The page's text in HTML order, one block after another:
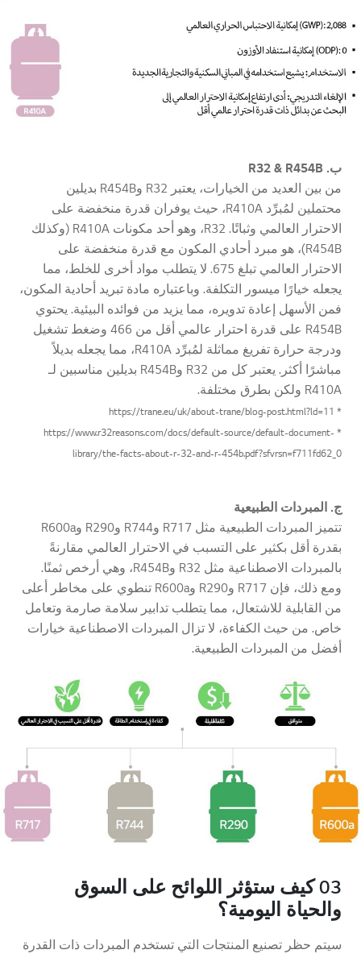
ب. R32 & R454B
من بين العديد من الخيارات، يعتبر R32 وR454B بديلين
محتملين لمُبرِّد R410A، حيث يوفران قدرة منخفضة على
الاحترار العالمي وثباتًا. R32، وهو أحد مكونات R410A (وكذلك
R454B)، هو مبرد أحادي المكون مع قدرة منخفضة على
الاحترار العالمي تبلغ 675. لا يتطلب مواد أخرى للخلط، مما
يجعله خيارًا ميسور التكلفة. وباعتباره مادة تبريد أحادية المكون،
فمن الأسهل إعادة تدويره، مما يزيد من فوائده البيئية. يحتوي
R454B على قدرة احترار عالمي أقل من 466 وضغط تشغيل
ودرجة حرارة تفريغ مماثلة لمُبرِّد R410A، مما يجعله بديلاً
مباشرًا أكثر. يعتبر كل من R32 وR454B بديلين مناسبين لـ
R410A ولكن بطرق مختلفة.
* https://trane.eu/uk/about-trane/blog-post.html?ld=11
* https://www.r32reasons.com/docs/default-source/default-document-
library/the-facts-about-r-32-and-r-454b.pdf?sfvrsn=f711fd62_0
ج. المبردات الطبيعية
تتميز المبردات الطبيعية مثل R717 وR744 وR290 وR600a
بقدرة أقل بكثير على التسبب في الاحترار العالمي مقارنةً
بالمبردات الاصطناعية مثل R32 وR454B، وهي أرخص ثمنًا.
ومع ذلك، فإن R717 وR290 وR600a تنطوي على مخاطر أعلى
من القابلية للاشتعال، مما يتطلب تدابير سلامة صارمة وتعامل
خاص. من حيث الكفاءة، لا تزال المبردات الاصطناعية خيارات
أفضل من المبردات الطبيعية.
03 كيف ستؤثر اللوائح على السوق
والحياة اليومية؟
سيتم حظر تصنيع المنتجات التي تستخدم المبردات ذات القدرة